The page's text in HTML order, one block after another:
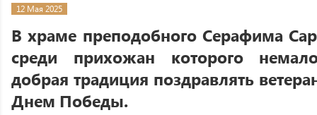
12 Мая 2025
В храме преподобного Серафима
среди прихожан которого
добрая традиция поздравлять
Днем Победы.